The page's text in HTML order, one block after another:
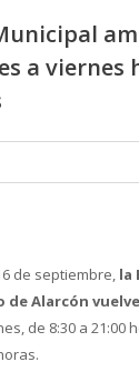
a viernes
de septiembre, la
Alarcón
de 8:30 a 21:00